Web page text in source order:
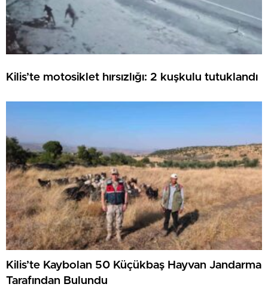
Kilis’te motosiklet hırsızlığı: 2 kuşkulu tutuklandı
Kilis’te Kaybolan 50 Küçükbaş Hayvan Jandarma
Tarafından Bulundu